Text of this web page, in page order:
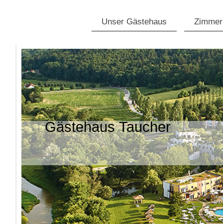
Unser Gästehaus Zimmer
Gästehaus Taucher